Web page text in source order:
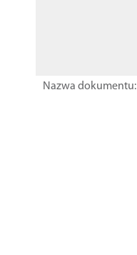
Nazwa dokumentu: